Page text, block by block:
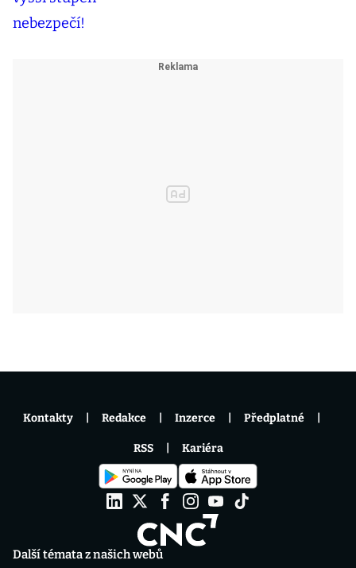
Další témata z našich webů
Kontakty Redakce Inzerce Předplatné
RSS Kariéra